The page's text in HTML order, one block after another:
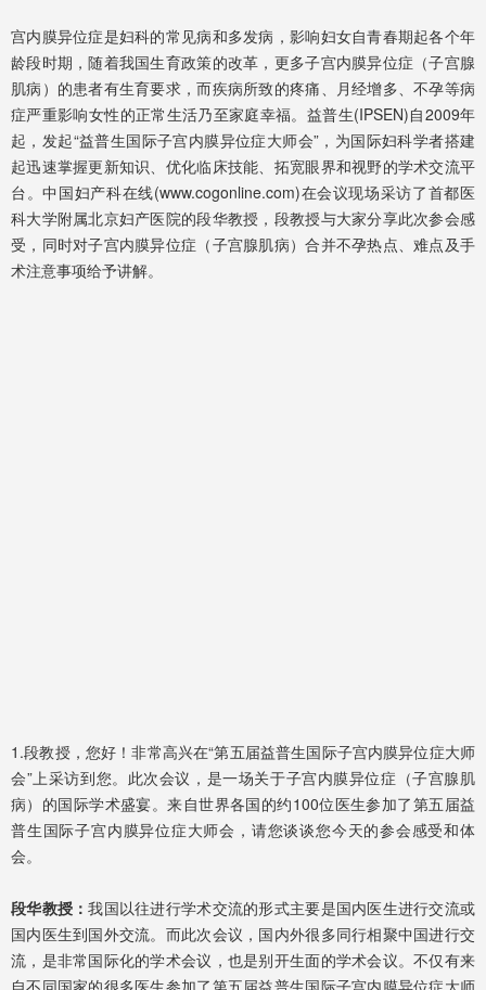
宫内膜异位症是妇科的常见病和多发病，影响妇女自青春期起各个年
龄段时期，随着我国生育政策的改革，更多子宫内膜异位症（子宫腺
肌病）的患者有生育要求，而疾病所致的疼痛、月经增多、不孕等病
症严重影响女性的正常生活乃至家庭幸福。益普生(IPSEN)自2009年
起，发起“益普生国际子宫内膜异位症大师会”，为国际妇科学者搭建
起迅速掌握更新知识、优化临床技能、拓宽眼界和视野的学术交流平
台。中国妇产科在线(www.cogonline.com)在会议现场采访了首都医
科大学附属北京妇产医院的段华教授，段教授与大家分享此次参会感
受，同时对子宫内膜异位症（子宫腺肌病）合并不孕热点、难点及手
术注意事项给予讲解。
1.段教授，您好！非常高兴在“第五届益普生国际子宫内膜异位症大师
会”上采访到您。此次会议，是一场关于子宫内膜异位症（子宫腺肌
病）的国际学术盛宴。来自世界各国的约100位医生参加了第五届益
普生国际子宫内膜异位症大师会，请您谈谈您今天的参会感受和体
会。
段华教授：我国以往进行学术交流的形式主要是国内医生进行交流或
国内医生到国外交流。而此次会议，国内外很多同行相聚中国进行交
流，是非常国际化的学术会议，也是别开生面的学术会议。不仅有来
自不同国家的很多医生参加了第五届益普生国际子宫内膜异位症大师